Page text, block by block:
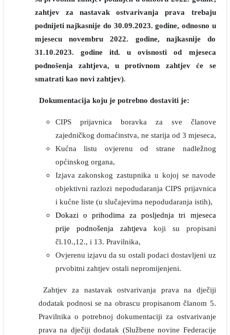
zahtjev za nastavak ostvarivanja prava trebaju
podnijeti najkasnije do 30.09.2023. godine, odnosno u
mjesecu novembru 2022. godine, najkasnije do
31.10.2023. godine itd. u ovisnosti od mjeseca
podnošenja zahtjeva, u protivnom zahtjev će se
smatrati kao novi zahtjev).
Dokumentacija koju je potrebno dostaviti je:
CIPS prijavnica boravka za sve članove
zajedničkog domaćinstva, ne starija od 3 mjeseca,
Kućna listu ovjerenu od strane nadležnog
općinskog organa,
Izjava zakonskog zastupnika u kojoj se navode
objektivni razlozi nepodudaranja CIPS prijavnica
i kućne liste (u slučajevima nepodudaranja istih),
Dokazi o prihodima za posljednja tri mjeseca
prije podnošenja zahtjeva koji su propisani
čl.10.,12., i 13. Pravilnika,
Ovjerenu izjavu da su ostali podaci dostavljeni uz
prvobitni zahtjev ostali nepromijenjeni.
Zahtjev za nastavak ostvarivanja prava na dječiji
dodatak podnosi se na obrascu propisanom članom 5.
Pravilnika o potrebnoj dokumentaciji za ostvarivanje
prava na dječiji dodatak (Službene novine Federacije